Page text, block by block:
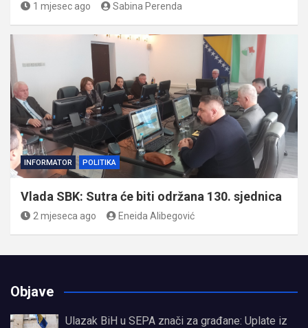
1 mjesec ago Sabina Perenda
INFORMATOR POLITIKA
Vlada SBK: Sutra će biti održana 130. sjednica
2 mjeseca ago Eneida Alibegović
Objave
Ulazak BiH u SEPA znači za građane: Uplate iz